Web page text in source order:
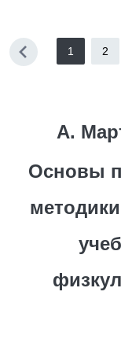
1 2
А.
Основы